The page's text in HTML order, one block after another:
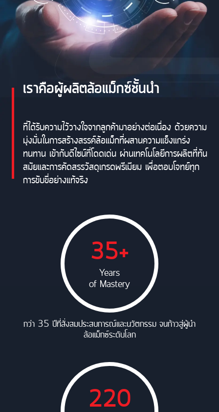
เราคือผู้ผลิตล้อแม็กซ์ชั้นนำ
ที่ได้รับความไว้วางใจจากลูกค้ามาอย่างต่อเนื่อง ด้วยความ
มุ่งมั่นในการสร้างสรรค์ล้อแม็กที่ผสานความแข็งแกร่ง
ทนทาน เข้ากับดีไซน์ที่โดดเด่น ผ่านเทคโนโลยีการผลิตที่ทัน
สมัยและการคัดสรรวัสดุเกรดพรีเมียม เพื่อตอบโจทย์ทุก
การขับขี่อย่างแท้จริง
35+
Years
of Mastery
กว่า 35 ปีที่สั่งสมประสบการณ์และนวัตกรรม จนก้าวสู่ผู้นำ
ล้อแม็กซ์ระดับโลก
220